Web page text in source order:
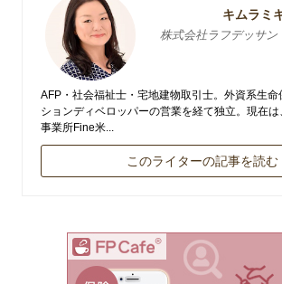
キムラミ
株式会社ラフデッサ
AFP・社会福祉士・宅地建物取引士。外資系生命
ションディベロッパーの営業を経て独立。現在
事業所Fine米...
このライターの記事を読む